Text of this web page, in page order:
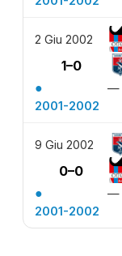
2 Giu 2002
1–0
●
—
2001-2002
9 Giu 2002
0–0
●
—
2001-2002